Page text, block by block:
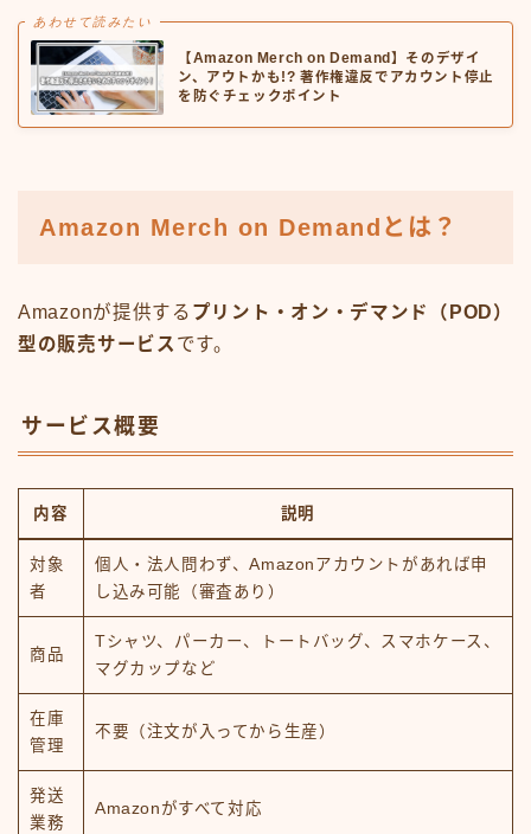
あわせて読みたい
【Amazon Merch on Demand】そのデザイ
ン、アウトかも!? 著作権違反でアカウント停止
を防ぐチェックポイント
Amazon Merch on Demandとは？
Amazonが提供する プリント・オン・デマンド（POD）
型の販売サービス です。
サービス概要
内容 説明
対象
者
個人・法人問わず、Amazonアカウントがあれば申
し込み可能（審査あり）
商品
Tシャツ、パーカー、トートバッグ、スマホケース、
マグカップなど
在庫
管理
不要（注文が入ってから生産）
発送
業務
Amazonがすべて対応